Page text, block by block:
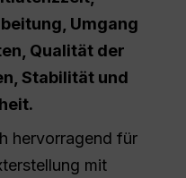
Umgang
Qualität der
Stabilität und
hervorragend für
mit